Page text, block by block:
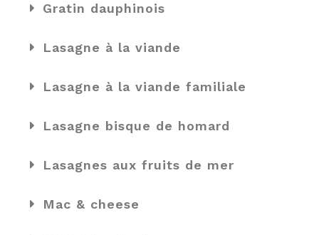
Gratin dauphinois
Lasagne à la viande
Lasagne à la viande familiale
Lasagne bisque de homard
Lasagnes aux fruits de mer
Mac & cheese